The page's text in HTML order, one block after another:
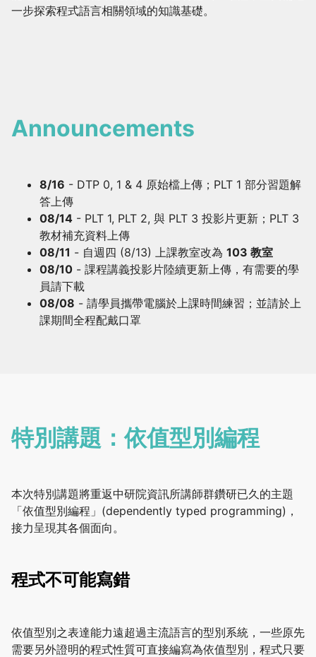
一步探索程式語言相關領域的知識基礎。
Announcements
8/16 - DTP 0, 1 & 4 原始檔上傳；PLT 1 部分習題解
答上傳
08/14 - PLT 1, PLT 2, 與 PLT 3 投影片更新；PLT 3
教材補充資料上傳
08/11 - 自週四 (8/13) 上課教室改為 103 教室
08/10 - 課程講義投影片陸續更新上傳，有需要的學
員請下載
08/08 - 請學員攜帶電腦於上課時間練習；並請於上
課期間全程配戴口罩
特別講題：依值型別編程
本次特別講題將重返中研院資訊所講師群鑽研已久的主題
「依值型別編程」(dependently typed programming)，
接力呈現其各個面向。
程式不可能寫錯
依值型別之表達能力遠超過主流語言的型別系統，一些原先
需要另外證明的程式性質可直接編寫為依值型別，程式只要